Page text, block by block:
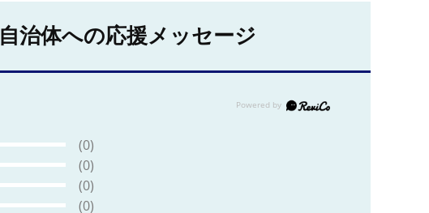
自治体への応援メッセージ
(0)
(0)
(0)
(0)